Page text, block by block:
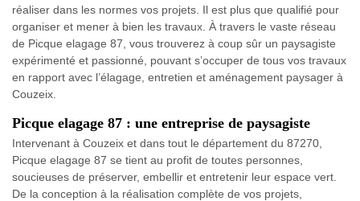
réaliser dans les normes vos projets. Il est plus que qualifié pour
organiser et mener à bien les travaux. À travers le vaste réseau
de Picque elagage 87, vous trouverez à coup sûr un paysagiste
expérimenté et passionné, pouvant s’occuper de tous vos travaux
en rapport avec l’élagage, entretien et aménagement paysager à
Couzeix.
Picque elagage 87 : une entreprise de paysagiste
Intervenant à Couzeix et dans tout le département du 87270,
Picque elagage 87 se tient au profit de toutes personnes,
soucieuses de préserver, embellir et entretenir leur espace vert.
De la conception à la réalisation complète de vos projets,